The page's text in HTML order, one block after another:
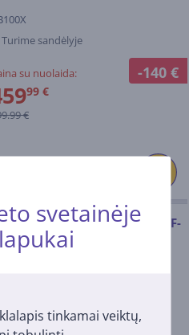
svetainėje
tinkamai veiktų,
-140 €
Turime sandėlyje
su nuolaida:
99 €
€
centras Roadstar HIF-